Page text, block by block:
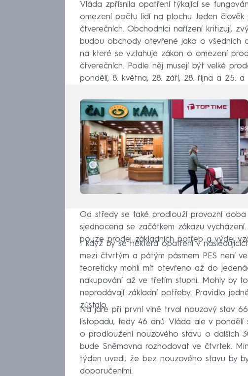
Vláda zpřísnila opatření týkající se
omezení počtu lidí na plochu. Jeden
čtverečních. Obchodníci nařízení kritizují,
budou obchody otevřené jako o všedních
na které se vztahuje zákon o omezení
čtverečních. Podle něj musejí být velké
pondělí, 8. května, 28. září, 28. října a 25. a
Od středy se také prodlouží provozní
sjednocena se začátkem zákazu
pouze prodej základních potřeb a výdej
I když by se některá opatření v
mezi čtvrtým a pátým pásmem PES není
teoreticky mohli mít otevřeno až do
nakupování až ve třetím stupni. Mohly by
neprodávají základní potřeby. Pravidlo
zůstalo.
Na jaře při první vlně trval nouzový stav
listopadu, tedy 46 dnů. Vláda ale v
o prodloužení nouzového stavu o dalších
bude Sněmovna rozhodovat ve čtvrtek.
týden uvedl, že bez nouzového stavu by
doporučeními.